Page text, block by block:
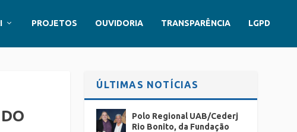
PROJETOS OUVIDORIA TRANSPARÊNCIA LGPD
ÚLTIMAS NOTÍCIAS
Polo Regional UAB/Cederj
Rio Bonito, da Fundação